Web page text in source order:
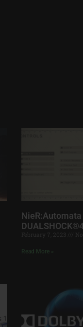
February 7, 2023
Read More »